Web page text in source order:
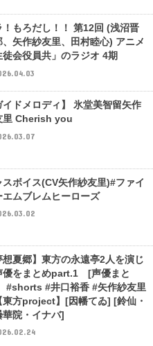
！もろだし！！ 第12回 (浅沼晋
、矢作紗友里、田村睦心) アニメ
徒会役員共」のラジオ 4期
イドメロディ】 氷堂美智留矢作
里 Cherish you
スボイス(CV矢作紗友里)#ファイ
エムブレムヒーローズ
想夏郷】東方の永遠亭2人を演じ
優をまとめpart.1 [声優まと
#井口裕香 #矢作紗友里
方project】[因幡てゐ] [鈴仙・
華院・イナバ]